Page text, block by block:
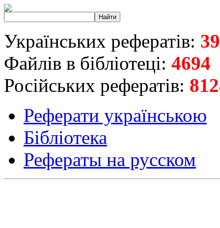
Українських рефератів:
Файлів в бібліотеці: 4694
Російських рефератів:
Реферати українською
Бібліотека
Рефераты на русском